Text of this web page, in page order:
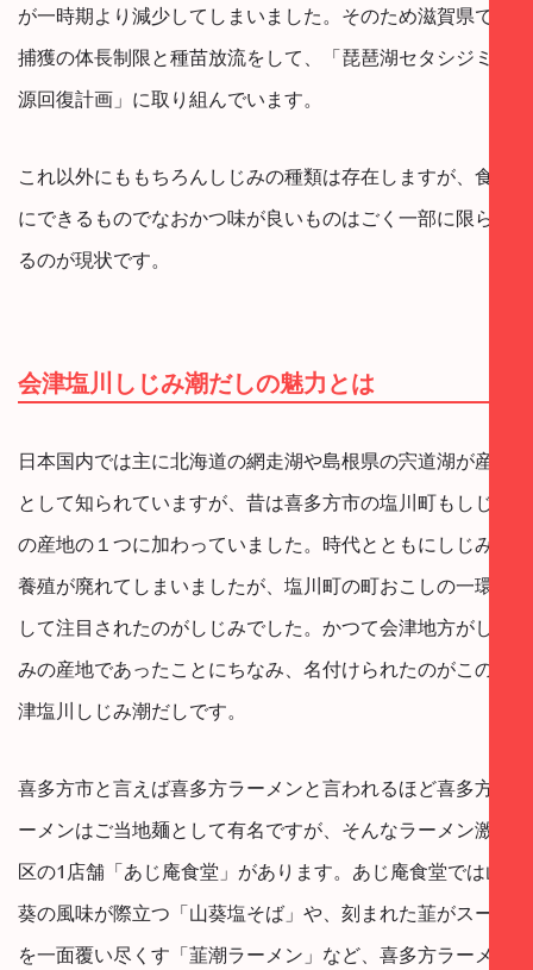
が一時期より減少してしまいました。そのため滋賀県では
捕獲の体長制限と種苗放流をして、「琵琶湖セタシジミ資
源回復計画」に取り組んでいます。
これ以外にももちろんしじみの種類は存在しますが、食用
にできるものでなおかつ味が良いものはごく一部に限られ
るのが現状です。
会津塩川しじみ潮だしの魅力とは
日本国内では主に北海道の網走湖や島根県の宍道湖が産地
として知られていますが、昔は喜多方市の塩川町もしじみ
の産地の１つに加わっていました。時代とともにしじみの
養殖が廃れてしまいましたが、塩川町の町おこしの一環と
して注目されたのがしじみでした。かつて会津地方がしじ
みの産地であったことにちなみ、名付けられたのがこの会
津塩川しじみ潮だしです。
喜多方市と言えば喜多方ラーメンと言われるほど喜多方ラ
ーメンはご当地麺として有名ですが、そんなラーメン激戦
区の1店舗「あじ庵食堂」があります。あじ庵食堂では山
葵の風味が際立つ「山葵塩そば」や、刻まれた韮がスープ
を一面覆い尽くす「韮潮ラーメン」など、喜多方ラーメン